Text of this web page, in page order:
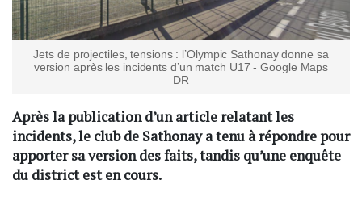
Jets de projectiles, tensions : l’Olympic Sathonay donne sa
version après les incidents d’un match U17 - Google Maps
DR
Après la publication d’un article relatant les
incidents, le club de Sathonay a tenu à répondre pour
apporter sa version des faits, tandis qu’une enquête
du district est en cours.